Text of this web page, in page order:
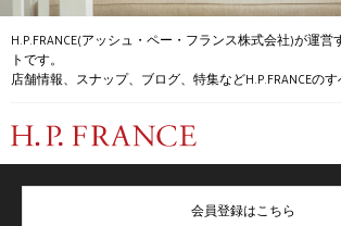
H.P.FRANCE(アッシュ・ペー・フランス株式会社)が運営
トです。
店舗情報、スナップ、ブログ、特集などH.P.FRANCEの
会員登録はこちら